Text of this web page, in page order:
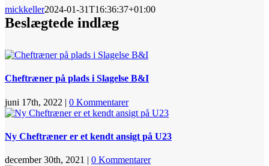
mickkeller2024-01-31T16:36:37+01:00
Beslægtede indlæg
Cheftræner på plads i Slagelse B&I
juni 17th, 2022 | 0 Kommentarer
Ny Cheftræner er et kendt ansigt på U23
december 30th, 2021 | 0 Kommentarer